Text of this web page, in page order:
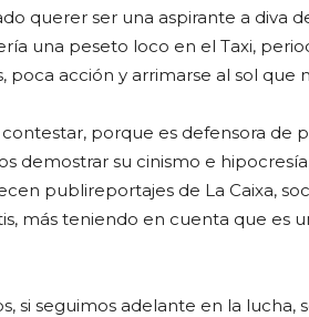
querer ser una aspirante a diva
una peseto loco en el Taxi,
acción y arrimarse al sol que
porque es defensora de
demostrar su cinismo e
publireportajes de La Caixa,
más teniendo en cuenta que es
seguimos adelante en la lucha,